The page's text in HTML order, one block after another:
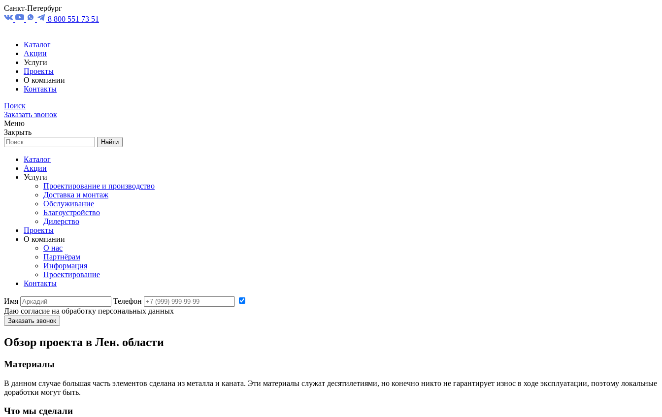
Санкт-Петербург
8 800 551 73 51
Каталог
Акции
Услуги
Проекты
О компании
Контакты
Поиск
Заказать звонок
Меню
Закрыть
Найти
Каталог
Акции
Услуги
Проектирование и производство
Доставка и монтаж
Обслуживание
Благоустройство
Дилерство
Проекты
О компании
О нас
Партнёрам
Информация
Проектирование
Контакты
Имя
Телефон
Даю согласие на обработку персональных данных
Заказать звонок
Обзор проекта в Лен. области
Материалы
В данном случае большая часть элементов сделана из металла и каната. Эти материалы служат десятилетиями, но конечно никто не гарантирует износ в ходе эксплуатации, поэтому локальные
доработки могут быть.
Что мы сделали